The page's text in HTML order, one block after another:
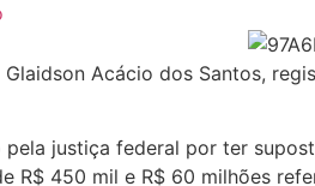
Acácio dos Santos,
justiça federal por ter
R$ 450 mil e R$ 60 milhões